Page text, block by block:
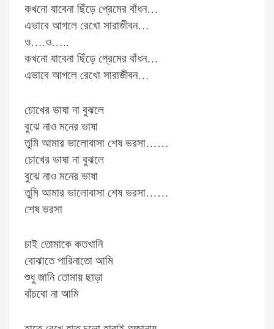
কখনো যাবেনা ছিঁড়ে প্রেমের বাঁধন…
এভাবে আগলে রেখো সারাজীবন…
ও….ও…..
কখনো যাবেনা ছিঁড়ে প্রেমের বাঁধন…
এভাবে আগলে রেখো সারাজীবন…
চোখের ভাষা না বুঝলে
বুঝে নাও মনের ভাষা
তুমি আমার ভালোবাসা শেষ ভরসা……
চোখের ভাষা না বুঝলে
বুঝে নাও মনের ভাষা
তুমি আমার ভালোবাসা শেষ ভরসা……
শেষ ভরসা
চাই তোমাকে কতখানি
বোঝাতে পারিনাতো আমি
শুধু জানি তোমায় ছাড়া
বাঁচবো না আমি